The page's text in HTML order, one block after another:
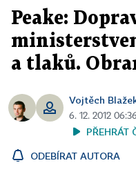
Peake:
a tlaků.
Vojtěch
6. 12. 2012
PŘEHRÁT
ODEBÍRAT AUTORA